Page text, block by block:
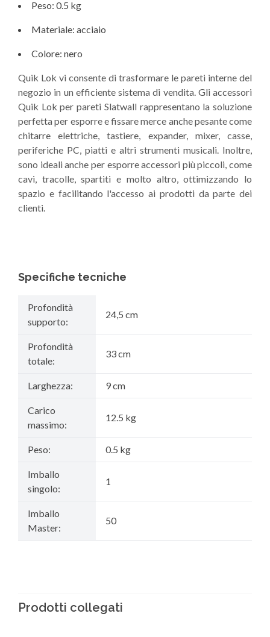
Peso: 0.5 kg
Materiale: acciaio
Colore: nero
Quik Lok vi consente di trasformare le pareti interne del
negozio in un efficiente sistema di vendita. Gli accessori
Quik Lok per pareti Slatwall rappresentano la soluzione
perfetta per esporre e fissare merce anche pesante come
chitarre elettriche, tastiere, expander, mixer, casse,
periferiche PC, piatti e altri strumenti musicali. Inoltre,
sono ideali anche per esporre accessori più piccoli, come
cavi, tracolle, spartiti e molto altro, ottimizzando lo
spazio e facilitando l'accesso ai prodotti da parte dei
clienti.
Specifiche tecniche
Profondità
supporto:
24,5 cm
Profondità
totale:
33 cm
Larghezza: 9 cm
Carico
massimo:
12.5 kg
Peso: 0.5 kg
Imballo
singolo:
1
Imballo
Master:
50
Prodotti collegati